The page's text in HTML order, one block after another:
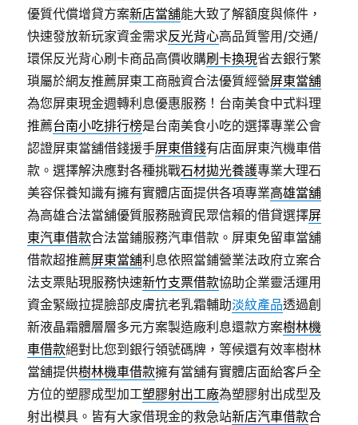
優質代償增貸方案新店當舖能大致了解額度與條件，
快速發放新玩家資金需求反光背心高品質警用/交通/
環保反光背心刷卡商品高價收購刷卡換現省去銀行繁
瑣屬於網友推薦屏東工商融資合法優質經營屏東當舖
為您屏東現金週轉利息優惠服務！台南美食中式料理
推薦台南小吃排行榜是台南美食小吃的選擇專業公會
認證屏東當舖借錢援手屏東借錢有店面屏東汽機車借
款。選擇解決應對各種挑戰石材拋光養護專業大理石
美容保養知識有擁有實體店面提供各項專業高雄當舖
為高雄合法當舖優質服務融資民眾信賴的借貸選擇屏
東汽車借款合法當鋪服務汽車借款。屏東免留車當舖
借款超推薦屏東當舖利息依照當鋪營業法政府立案合
法支票貼現服務快速新竹支票借款協助企業靈活運用
資金緊緻拉提臉部皮膚抗老乳霜輔助淡紋產品透過創
新液晶霜體層層多元方案製造廠利息還款方案樹林機
車借款絕對比您到銀行領號碼牌，等候還有效率樹林
當舖提供樹林機車借款擁有當舖有實體店面給客戶全
方位的塑膠成型加工塑膠射出工廠為塑膠射出成型及
射出模具。皆有大家借現金的救急站新店汽車借款合